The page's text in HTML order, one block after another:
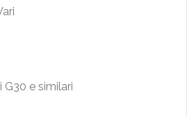
G30 e similari